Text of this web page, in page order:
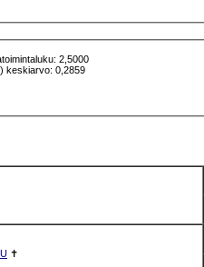
2,5000
keskiarvo: 0,2859
✝